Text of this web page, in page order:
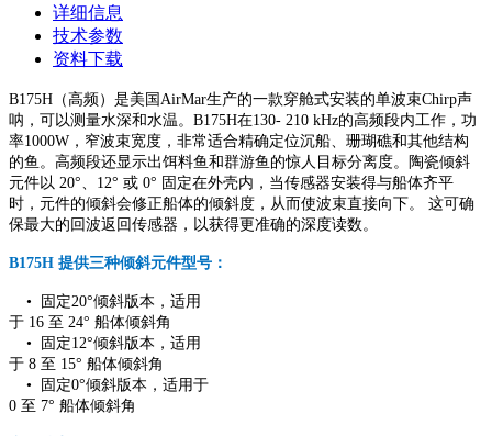
详细信息
技术参数
资料下载
B175H（高频）是美国AirMar生产的一款穿舱式安装的单波束Chirp声
呐，可以测量水深和水温。B175H在130- 210 kHz的高频段内工作，功
率1000W， 窄波束宽度，非常适合精确定位沉船、珊瑚礁和其他结构
的鱼。高频段还显示出饵料鱼和群游鱼的惊人目标分离度。
陶瓷倾斜
元件以 20°、12° 或 0° 固定在外壳内，当传感器安装得与船体齐平
时，元件的倾斜会修正船体的倾斜度，从而使波束直接向下。 这可确
保最大的回波返回传感器，以获得更准确的深度读数。
B175H 提供三种倾斜元件型号：
•
固定20°倾斜版本，适用
于 16 至 24° 船体倾斜角
•
固定12°倾斜版本，适用
于 8 至 15° 船体倾斜角
• 固定0°倾斜版本，适用于
0 至 7° 船体倾斜角